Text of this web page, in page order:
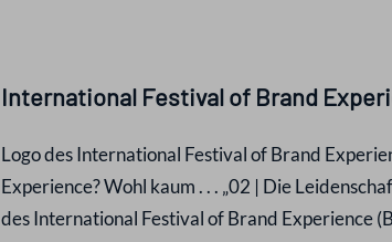
International Festival of Brand
Logo des International Festival of Brand
Experience? Wohl kaum . . . „02 | Die
des International Festival of Brand Experience